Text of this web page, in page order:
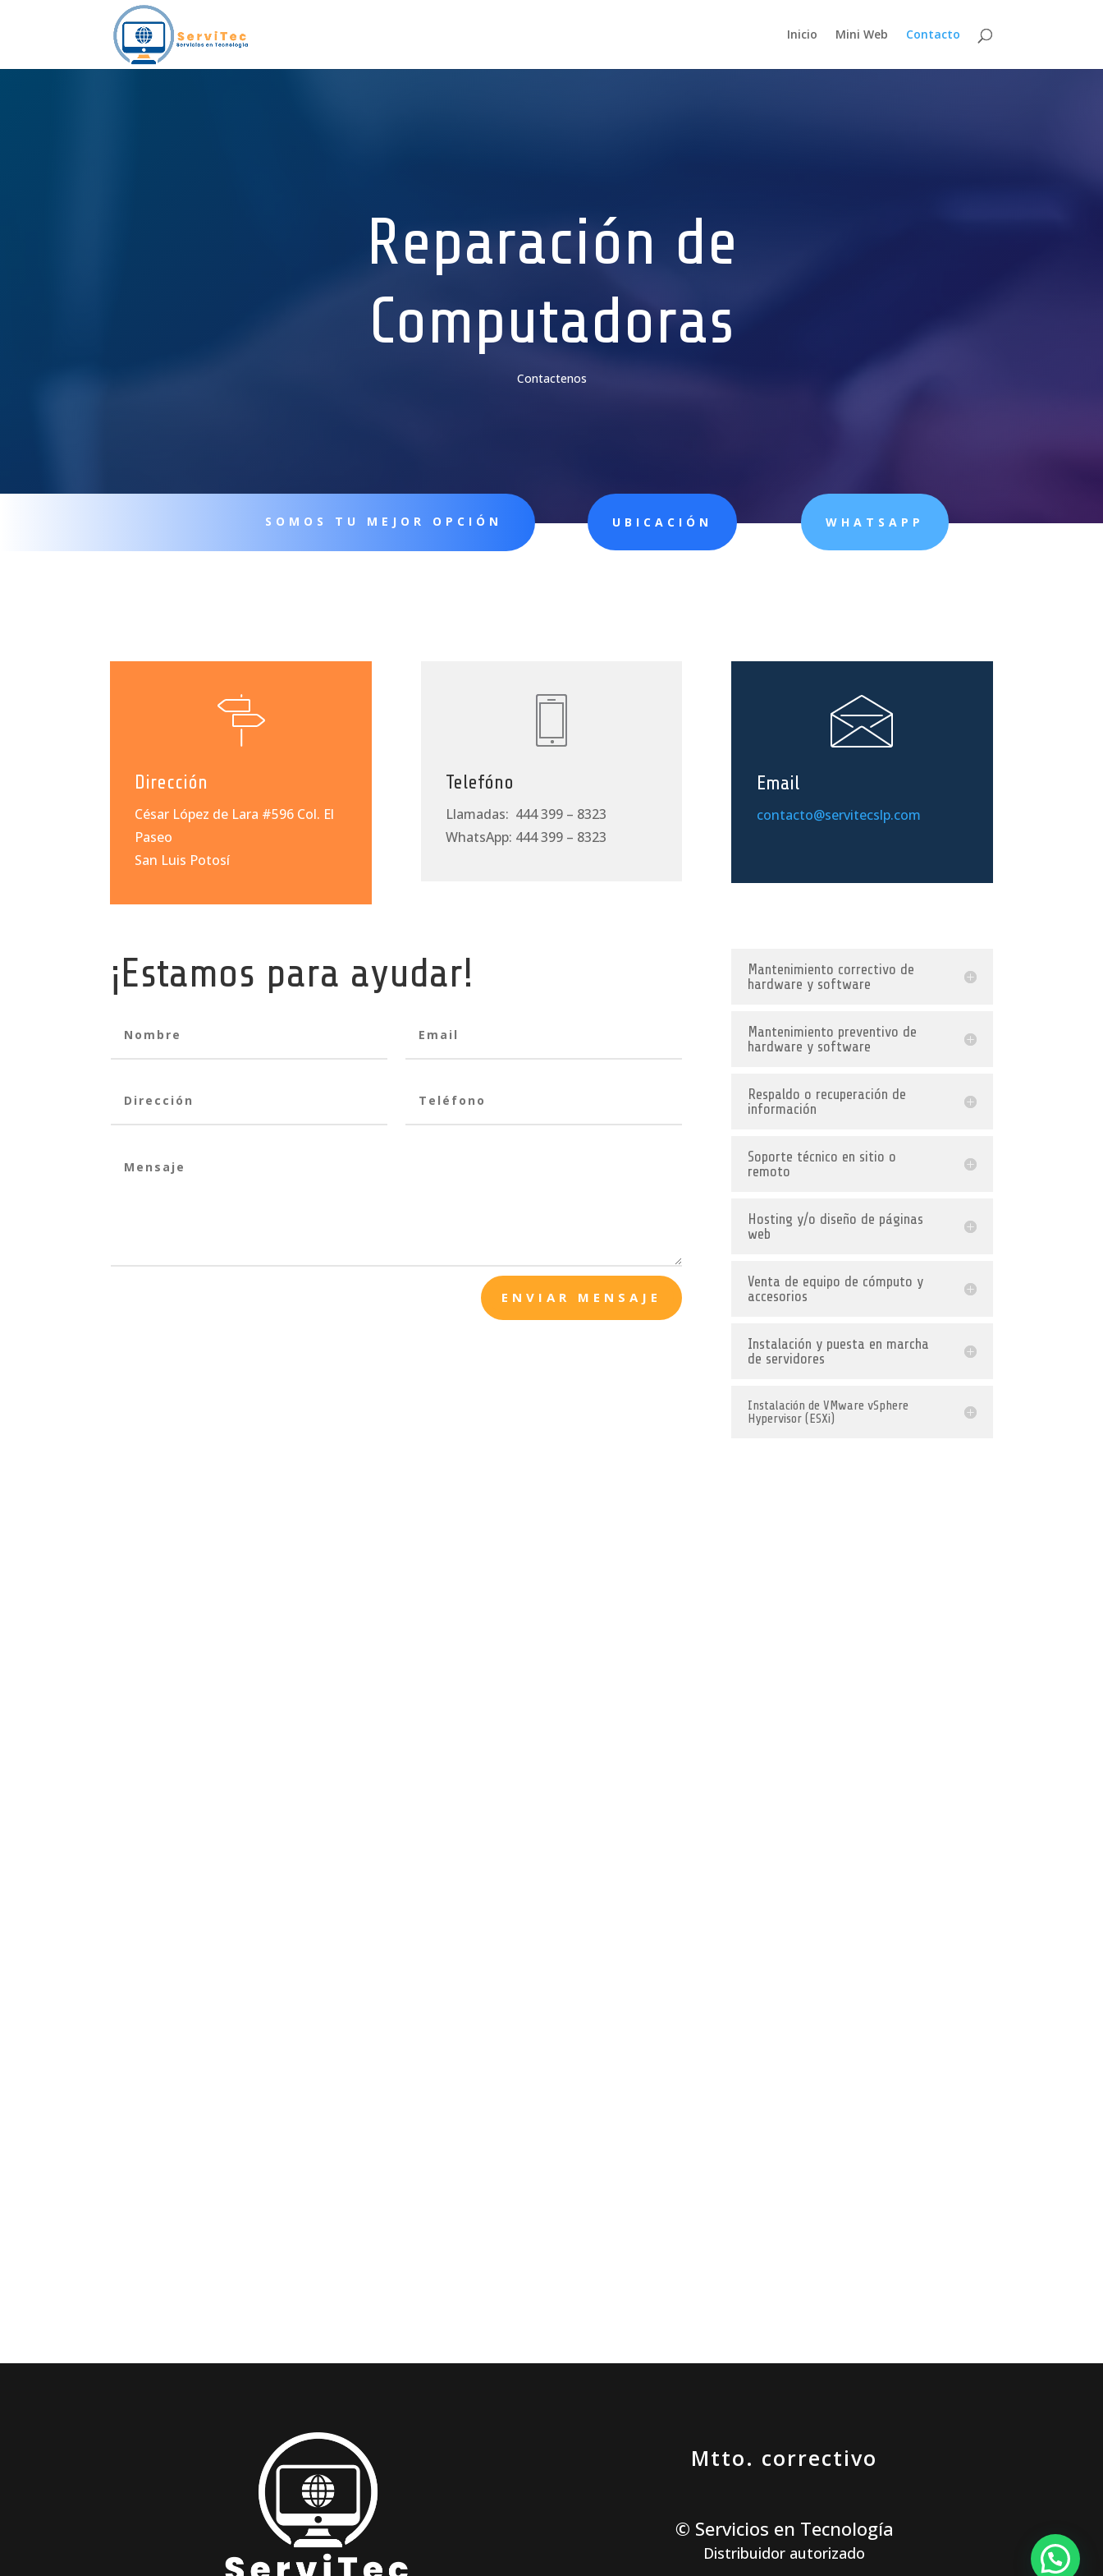
Inicio Mini Web Contacto
Reparación de
Computadoras
Contactenos
SOMOS TU MEJOR OPCIÓN UBICACIÓN WHATSAPP
Dirección
César López de Lara #596 Col. El
Paseo
San Luis Potosí
Telefóno
Llamadas: 444 399 – 8323
WhatsApp: 444 399 – 8323
Email
contacto@servitecslp.com
¡Estamos para ayudar!
ENVIAR MENSAJE
Mantenimiento correctivo de
hardware y software
Mantenimiento preventivo de
hardware y software
Respaldo o recuperación de
información
Soporte técnico en sitio o
remoto
Hosting y/o diseño de páginas
web
Venta de equipo de cómputo y
accesorios
Instalación y puesta en marcha
de servidores
Instalación de VMware vSphere
Hypervisor (ESXi)
Mtto. preventivo
© Servicios en Tecnología
Distribuidor autorizado